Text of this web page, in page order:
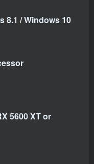
8.1 / Windows 10
5600 XT or